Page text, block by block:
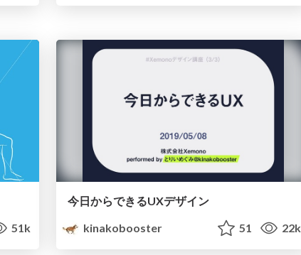
51k
今日からできるUXデザイン
kinakobooster
51 22k